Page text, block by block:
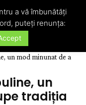
un mod minunat de a
un
tradiția
a vă îmbunătăți
puteți renunța: